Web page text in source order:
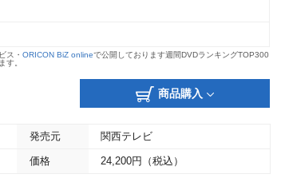
ス・ ORICON BiZ onlineで公開しております週間DVDランキングTOP300
す。
商品購入
発売元 関西テレビ
価格 24,200円（税込）